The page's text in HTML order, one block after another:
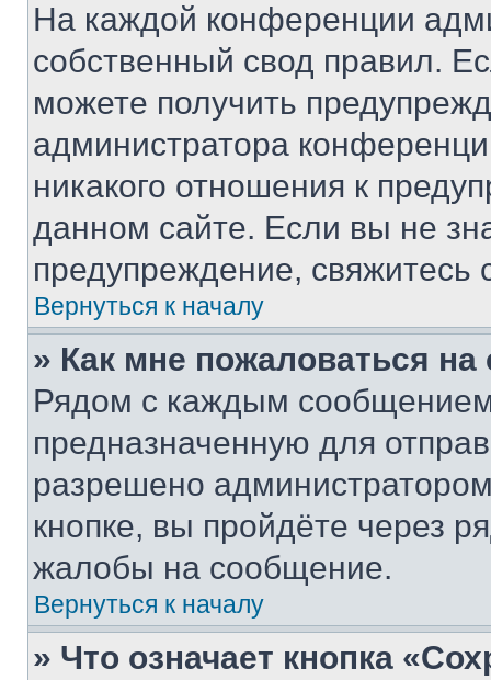
На каждой конференции
собственный свод правил.
можете получить
администратора
никакого отношения к
данном сайте. Если вы не
предупреждение,
Вернуться к началу
» Как мне пожаловаться
Рядом с каждым сообщением
предназначенную для
разрешено
кнопке, вы пройдёте через
жалобы на сообщение.
Вернуться к началу
» Что означает кнопка